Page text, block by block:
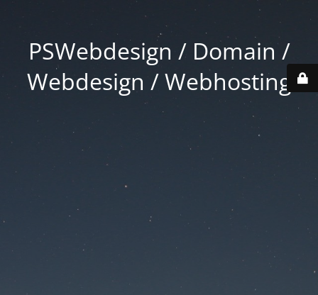
PSWebdesign / Domain /
Webdesign / Webhosting